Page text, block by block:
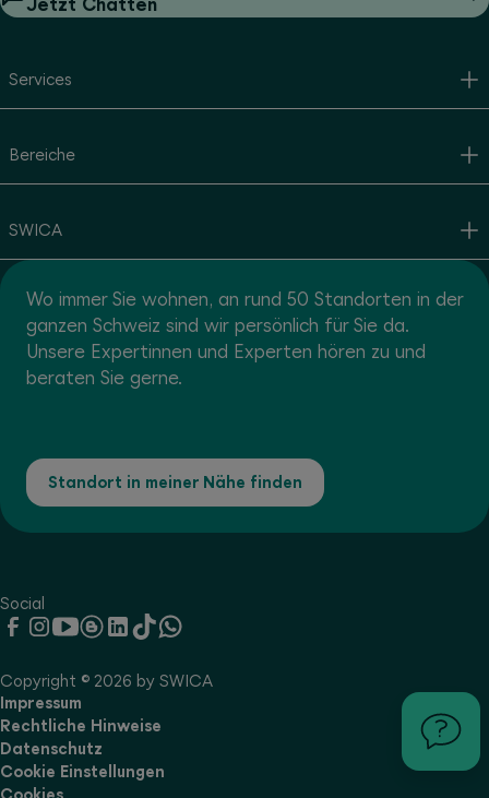
Services
Bereiche
SWICA
Wo immer Sie wohnen, an rund 50 Standorten in der
ganzen Schweiz sind wir persönlich für Sie da.
Unsere Expertinnen und Experten hören zu und
beraten Sie gerne.
Standort in meiner Nähe finden
Social
Copyright © 2026 by SWICA
Impressum
Rechtliche Hinweise
Datenschutz
Cookie Einstellungen
Cookies